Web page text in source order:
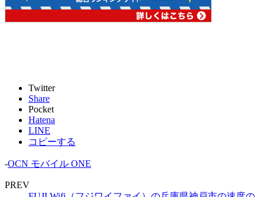
Twitter
Share
Pocket
Hatena
LINE
コピーする
-OCN モバイル ONE
PREV